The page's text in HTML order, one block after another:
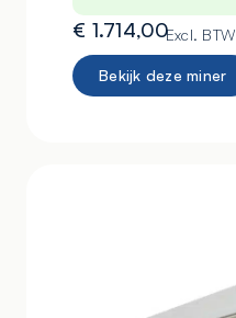
€ 1.714,00Excl. BTW
Bekijk deze miner